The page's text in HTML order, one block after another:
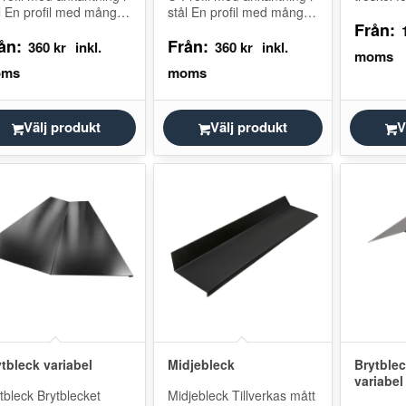
En profil med många
efter
360kr
Välj produkt
stål En profil med många
Måttanpassas efter
Normal
±1…
Från: 360kr
Välj produkt
Från:
variabel
Brytblecket
Midjebleck
Midjebleck Tillverkas mått
variabel